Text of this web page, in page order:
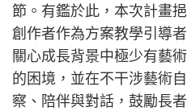
節。有鑑於此，本次計畫
創作者作為方案教學引導
關心成長背景中極少有藝
的困境，並在不干涉藝術
察、陪伴與對話，鼓勵長